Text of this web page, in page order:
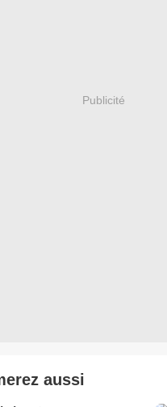
Publicité
aussi